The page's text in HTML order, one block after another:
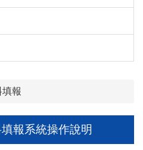
報
報系統操作說明